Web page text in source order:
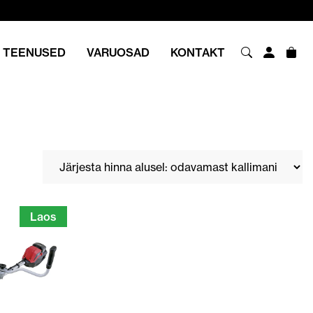
TEENUSED VARUOSAD KONTAKT
Laos